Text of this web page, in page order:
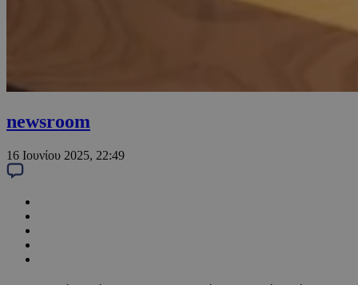
newsroom
16 Ιουνίου 2025, 22:49